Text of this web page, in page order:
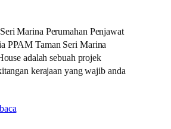
Marina Perumahan Penjawat
PPAM Taman Seri Marina
adalah sebuah projek
kerajaan yang wajib anda